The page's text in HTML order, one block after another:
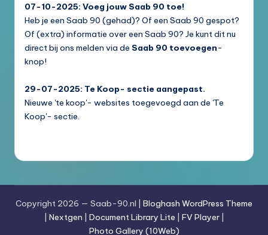
07-10-2025: Voeg jouw Saab 90 toe!
Heb je een Saab 90 (gehad)? Of een Saab 90 gespot?
Of (extra) informatie over een Saab 90? Je kunt dit nu
direct bij ons melden via de Saab 90 toevoegen-
knop!
29-07-2025: Te Koop- sectie aangepast.
Nieuwe 'te koop'- websites toegevoegd aan de 'Te
Koop'- sectie.
Copyright 2026 — Saab-90.nl | Bloghash WordPress Theme
Nextgen Document Library Lite FV Player|
Photo Gallery (10Web)